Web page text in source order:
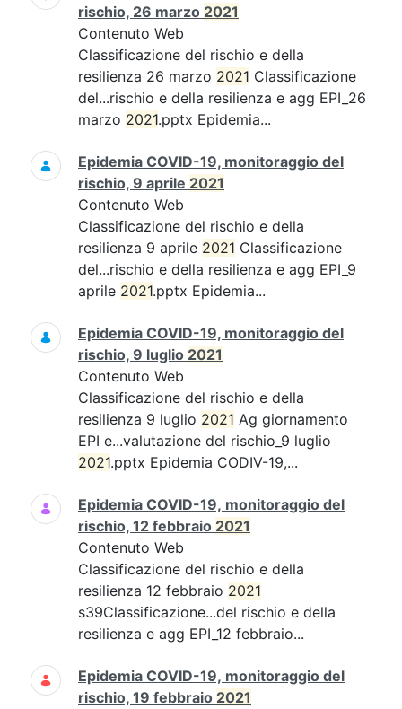
rischio, 26 marzo 2021
Contenuto Web
Classificazione del rischio e della
resilienza 26 marzo 2021 Classificazione
del...rischio e della resilienza e agg EPI_26
marzo 2021.pptx Epidemia...
Epidemia COVID-19, monitoraggio del
rischio, 9 aprile 2021
Contenuto Web
Classificazione del rischio e della
resilienza 9 aprile 2021 Classificazione
del...rischio e della resilienza e agg EPI_9
aprile 2021.pptx Epidemia...
Epidemia COVID-19, monitoraggio del
rischio, 9 luglio 2021
Contenuto Web
Classificazione del rischio e della
resilienza 9 luglio 2021 Ag giornamento
EPI e...valutazione del rischio_9 luglio
2021.pptx Epidemia CODIV-19,...
Epidemia COVID-19, monitoraggio del
rischio, 12 febbraio 2021
Contenuto Web
Classificazione del rischio e della
resilienza 12 febbraio 2021
s39Classificazione...del rischio e della
resilienza e agg EPI_12 febbraio...
Epidemia COVID-19, monitoraggio del
rischio, 19 febbraio 2021